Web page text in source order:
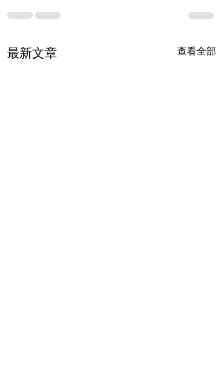
最新文章 查看全部